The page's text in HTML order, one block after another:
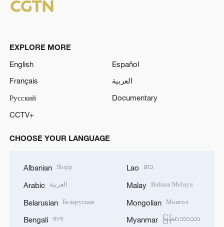
EXPLORE MORE
English
Español
Français
العربية
Русский
Documentary
CCTV+
CHOOSE YOUR LANGUAGE
Albanian Shqip
Arabic العربية
Belarusian Беларуская
Bengali বাংলা
Lao ລາວ
Malay Bahasa Melayu
Mongolian Монгол
Myanmar မြန်မာဘာသာ